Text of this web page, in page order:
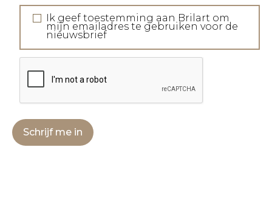
Ik geef toestemming aan Brilart om
mijn emailadres te gebruiken voor de
nieuwsbrief
Schrijf me in